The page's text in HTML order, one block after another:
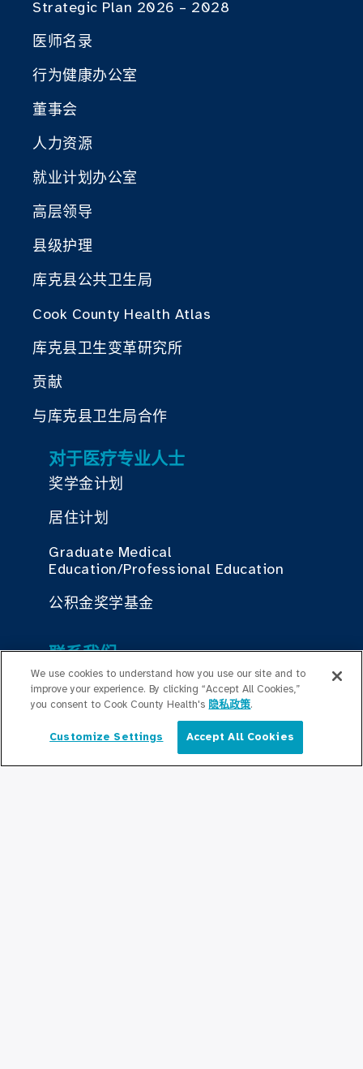
Strategic Plan 2026 – 2028
医师名录
行为健康办公室
董事会
人力资源
就业计划办公室
高层领导
县级护理
库克县公共卫生局
Cook County Health Atlas
库克县卫生变革研究所
贡献
与库克县卫生局合作
对于医疗专业人士
奖学金计划
居住计划
Graduate Medical
Education/Professional Education
公积金奖学基金
联系我们
联系我们
保持更新
编辑部
简体中文
We use cookies to understand how you use our site and to
improve your experience. By clicking “Accept All Cookies,”
you consent to Cook County Health's 隐私政策.
Customize Settings Accept All Cookies